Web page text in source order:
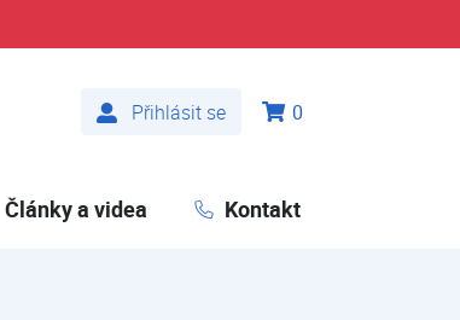
Přihlásit se
0
Články a videa Kontakt